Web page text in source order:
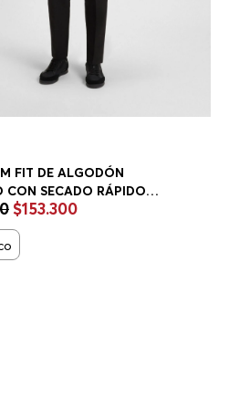
FIT DE ALGODÓN
CON SECADO RÁPIDO
FIT HOMBRE
$153.300